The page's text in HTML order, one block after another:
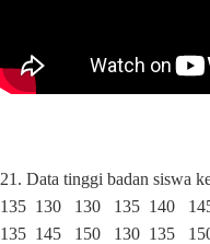
21. Data tinggi badan siswa
135 130 130 135 140
135 145 150 130 135